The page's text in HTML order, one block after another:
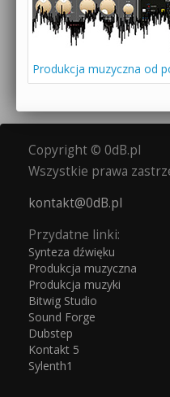
Produkcja muzyczna od
Copyright © 0dB.pl
Wszystkie prawa
kontakt@0dB.pl
Przydatne linki:
Synteza dźwięku
Produkcja muzyczna
Produkcja muzyki
Bitwig Studio
Sound Forge
Dubstep
Kontakt 5
Sylenth1